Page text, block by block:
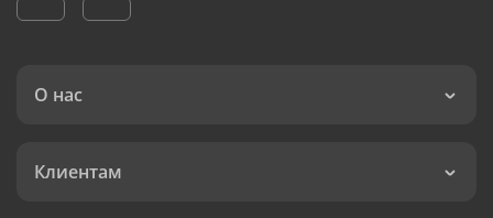
О нас
Клиентам